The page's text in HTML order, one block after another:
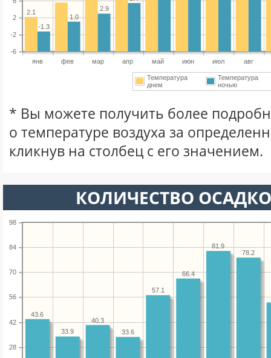
янв фев мар апр май июн июл авг
-6
-2
2
2.1
2.9
1.0
-1.3
Температура
днем
Температура
ночью
* Вы можете получить более
о температуре воздуха за
кликнув на столбец с его значением.
КОЛИЧЕСТВО
28
42
56
70
84
98
78.2
81.9
66.4
57.1
33.6
40.3
33.9
43.6